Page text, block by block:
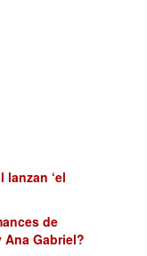
‘el
de
Ana Gabriel?